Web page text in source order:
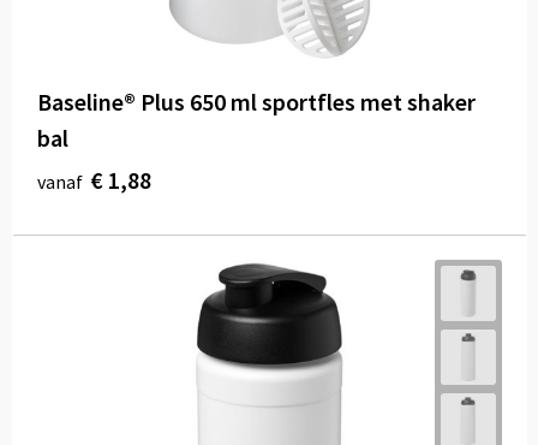
Baseline® Plus 650 ml sportfles met shaker
bal
vanaf € 1,88